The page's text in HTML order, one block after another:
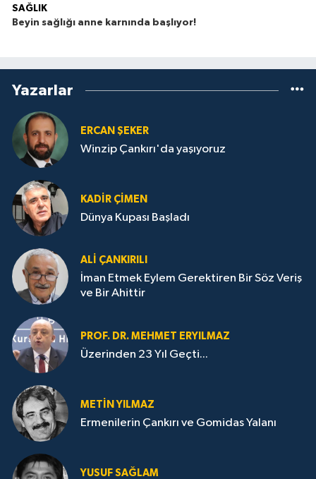
SAĞLIK
Beyin sağlığı anne karnında başlıyor!
Yazarlar
ERCAN ŞEKER
Winzip Çankırı'da yaşıyoruz
KADIR ÇIMEN
Dünya Kupası Başladı
ALI ÇANKIRILI
İman Etmek Eylem Gerektiren Bir Söz Veriş
ve Bir Ahittir
PROF. DR. MEHMET ERYILMAZ
Üzerinden 23 Yıl Geçti...
METIN YILMAZ
Ermenilerin Çankırı ve Gomidas Yalanı
YUSUF SAĞLAM